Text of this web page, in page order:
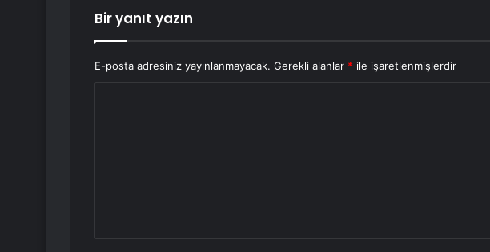
Bir yanıt yazın
E-posta adresiniz yayınlanmayacak. Gerekli alanlar * ile işaretlenmişlerdir